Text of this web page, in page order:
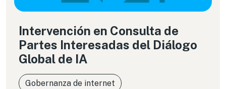
Intervención en Consulta de
Partes Interesadas del Diálogo
Global de IA
Gobernanza de internet